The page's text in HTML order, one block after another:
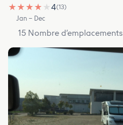
★ ★ ★ ★ ★4(13)
Jan – Dec
15 Nombre d’emplacements